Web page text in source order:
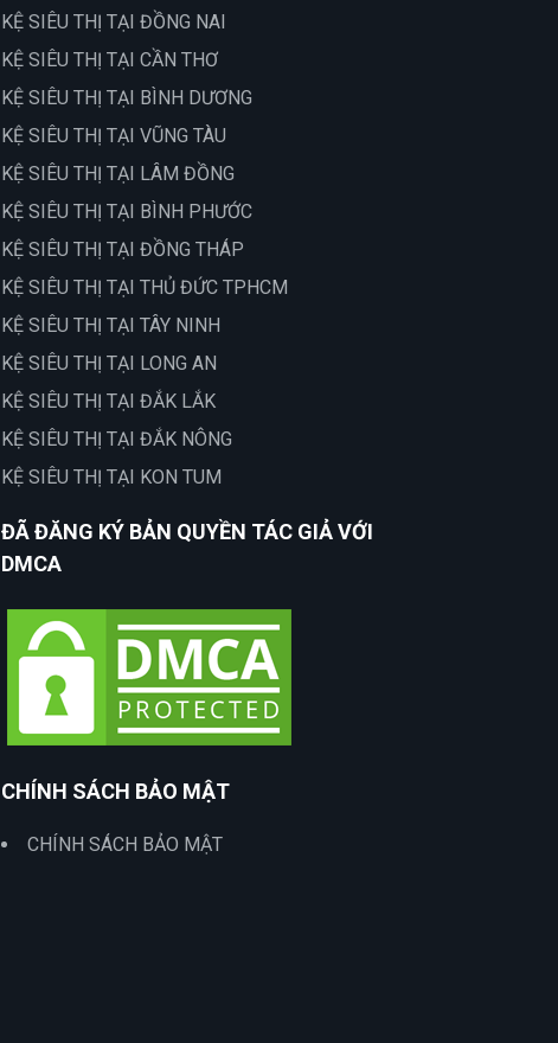
KỆ SIÊU THỊ TẠI ĐỒNG NAI
KỆ SIÊU THỊ TẠI CẦN THƠ
KỆ SIÊU THỊ TẠI BÌNH DƯƠNG
KỆ SIÊU THỊ TẠI VŨNG TÀU
KỆ SIÊU THỊ TẠI LÂM ĐỒNG
KỆ SIÊU THỊ TẠI BÌNH PHƯỚC
KỆ SIÊU THỊ TẠI ĐỒNG THÁP
KỆ SIÊU THỊ TẠI THỦ ĐỨC TPHCM
KỆ SIÊU THỊ TẠI TÂY NINH
KỆ SIÊU THỊ TẠI LONG AN
KỆ SIÊU THỊ TẠI ĐẮK LẮK
KỆ SIÊU THỊ TẠI ĐẮK NÔNG
KỆ SIÊU THỊ TẠI KON TUM
ĐÃ ĐĂNG KÝ BẢN QUYỀN TÁC GIẢ VỚI
DMCA
CHÍNH SÁCH BẢO MẬT
CHÍNH SÁCH BẢO MẬT